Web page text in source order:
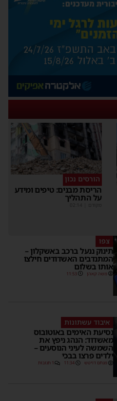
הורסים נכון
הריסת מבנים: טיפים ומידע
על התהליך
מקודם
צפו
תינוק ננעל ברכב באשקלון –
המתנדבים האשדודים חילצו
אותו בשלום
משה קאהן 11:53
איבוד עשתונות
נסיעת האימים באוטובוס
מאשדוד: הנהג ניפץ את
השמשה לעיני הנוסעים –
ילדים פרצו בבכי
מנחם דויטש 11:34 1 תגובות